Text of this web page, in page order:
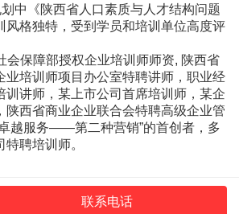
划中《陕西省人口素质与人才结构问题
风格独特，受到学员和培训单位高度评
会保障部授权企业培训师师资, 陕西省
业培训师项目办公室特聘讲师，职业经
训讲师，某上市公司首席培训师，某企
陕西省商业企业联合会特聘高级企业管
越服务――第二种营销”的首创者，多
聘培训师。
联系电话